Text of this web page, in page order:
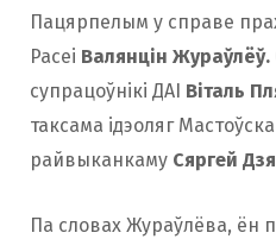
Пацярпелым у справе
Расеі Валянцін Жураўлёў.
супрацоўнікі ДАІ Віталь
таксама ідэоляг
райвыканкаму Сяргей
Па словах Жураўлёва, ён